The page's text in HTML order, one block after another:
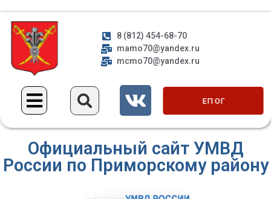
8 (812) 454-68-70
mamo70@yandex.ru
mcmo70@yandex.ru
ЕП ОГ
Официальный сайт УМВД
России по Приморскому району